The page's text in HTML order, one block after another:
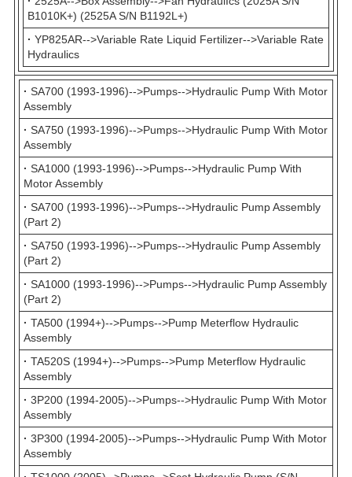
B1010K+) (2525A S/N B1192L+)
· YP825AR-->Variable Rate Liquid Fertilizer-->Variable Rate
Hydraulics
· SA700 (1993-1996)-->Pumps-->Hydraulic Pump With Motor
Assembly
· SA750 (1993-1996)-->Pumps-->Hydraulic Pump With Motor
Assembly
· SA1000 (1993-1996)-->Pumps-->Hydraulic Pump With
Motor Assembly
· SA700 (1993-1996)-->Pumps-->Hydraulic Pump Assembly
(Part 2)
· SA750 (1993-1996)-->Pumps-->Hydraulic Pump Assembly
(Part 2)
· SA1000 (1993-1996)-->Pumps-->Hydraulic Pump Assembly
(Part 2)
· TA500 (1994+)-->Pumps-->Pump Meterflow Hydraulic
Assembly
· TA520S (1994+)-->Pumps-->Pump Meterflow Hydraulic
Assembly
· 3P200 (1994-2005)-->Pumps-->Hydraulic Pump With Motor
Assembly
· 3P300 (1994-2005)-->Pumps-->Hydraulic Pump With Motor
Assembly